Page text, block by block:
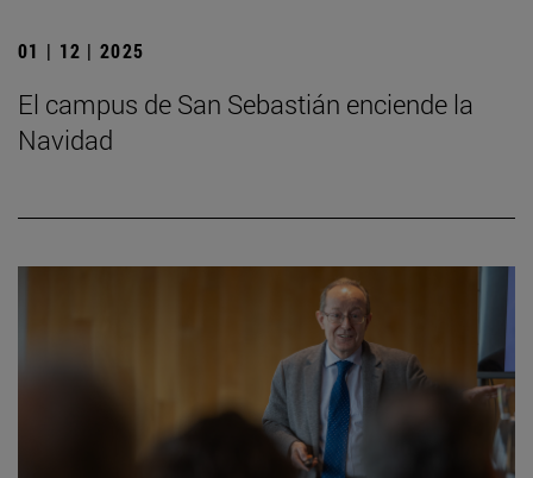
01 | 12 | 2025
El campus de San Sebastián enciende la
Navidad